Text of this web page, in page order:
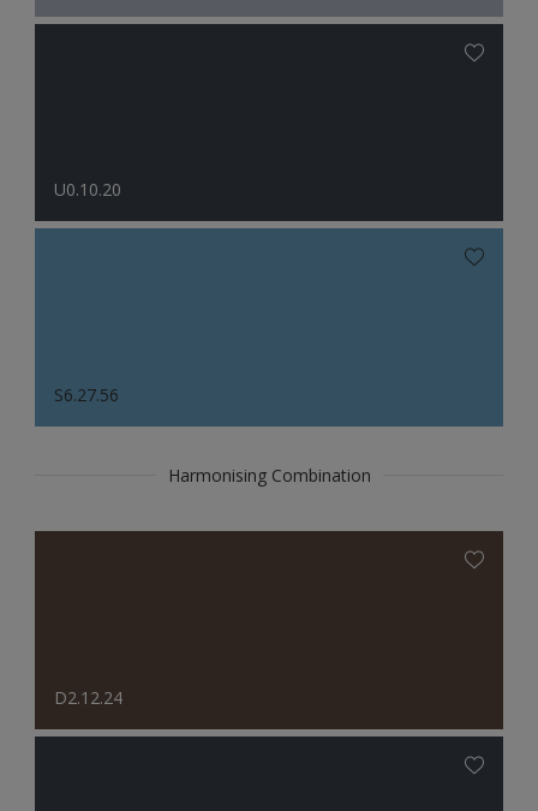
U0.10.20
S6.27.56
Harmonising Combination
D2.12.24